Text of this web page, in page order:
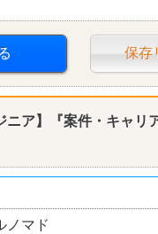
保存
ニア】『案件・キャリ
ノマド